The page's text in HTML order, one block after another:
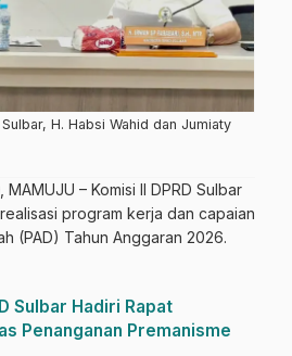
H. Habsi Wahid dan Jumiaty
MAMUJU – Komisi II DPRD Sulbar
program kerja dan capaian
(PAD) Tahun Anggaran 2026.
Sulbar Hadiri Rapat
Penanganan Premanisme